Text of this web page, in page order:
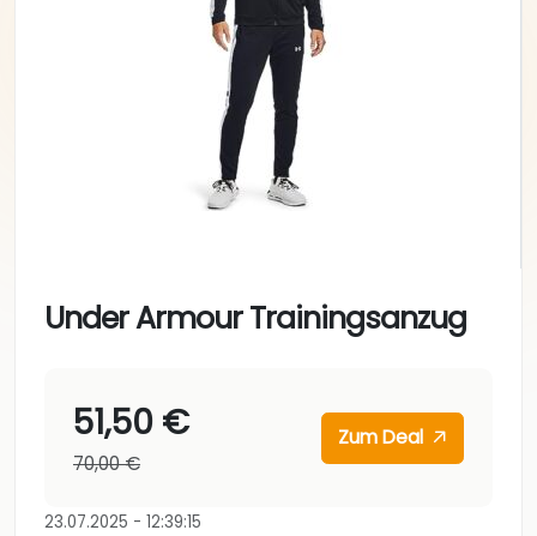
Under Armour Trainingsanzug
51,50 €
70,00 €
Zum Deal
23.07.2025 - 12:39:15